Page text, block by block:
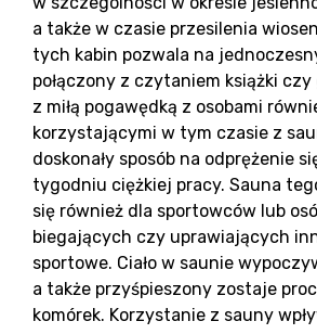
a także w czasie przesilenia
tych kabin pozwala na
połączony z czytaniem książki
z miłą pogawędką z osobami
korzystającymi w tym czasie z
doskonały sposób na odprężenie
tygodniu ciężkiej pracy. Sauna
się również dla sportowców lub
biegających czy uprawiających
sportowe. Ciało w saunie
a także przyśpieszony zostaje
komórek. Korzystanie z sauny